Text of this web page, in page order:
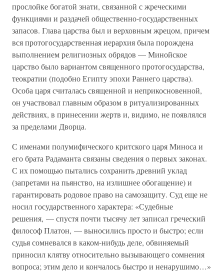
прослойке богатой знати, связанной с жреческими
функциями и раздачей общественно-государственных
запасов. Глава царства был и верховным жрецом, причем
вся протогосударственная иерархия была порождена
выполнением религиозных обрядов — Минойское
царство было вариантом священного протогосударства,
теократии (подобно Египту эпохи Раннего царства).
Особа царя считалась священной и неприкосновенной,
он участвовал главным образом в ритуализированных
действиях, в принесении жертв и, видимо, не появлялся
за пределами Дворца.
С именами полумифического критского царя Миноса и
его брата Радаманта связаны сведения о первых законах.
С их помощью пытались сохранить древний уклад
(запретами на пьянство, на излишнее обогащение) и
гарантировать родовое право на самозащиту. Суд еще не
носил государственного характера: «Судебные
решения, — спустя почти тысячу лет записал греческий
философ Платон, — выносились просто и быстро; если
судья сомневался в каком-нибудь деле, обвиняемый
приносил клятву относительно вызывающего сомнения
вопроса; этим дело и кончалось быстро и ненарушимо…»